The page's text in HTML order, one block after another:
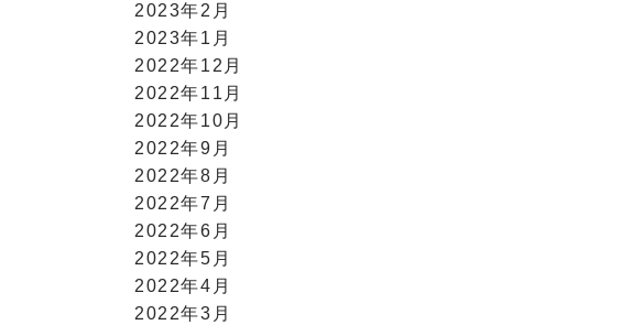
2023年2月
2023年1月
2022年12月
2022年11月
2022年10月
2022年9月
2022年8月
2022年7月
2022年6月
2022年5月
2022年4月
2022年3月